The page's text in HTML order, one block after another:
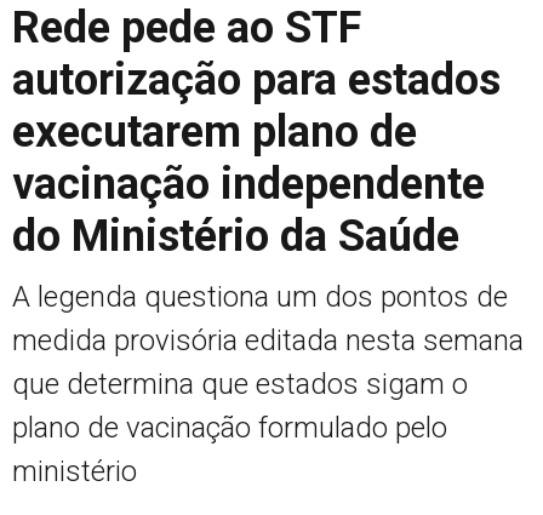
Rede pede ao STF
autorização para estados
executarem plano de
vacinação independente
do Ministério da Saúde
A legenda questiona um dos pontos de
medida provisória editada nesta semana
que determina que estados sigam o
plano de vacinação formulado pelo
ministério